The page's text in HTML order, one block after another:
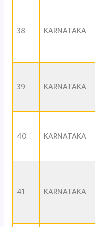
38 KARNATAKA
39 KARNATAKA
40 KARNATAKA
41 KARNATAKA